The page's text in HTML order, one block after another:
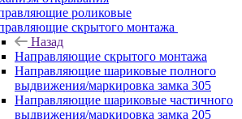
роликовые
скрытого монтажа
Назад
Направляющие скрытого монтажа
Направляющие шариковые полного
выдвижения/маркировка замка 305
Направляющие шариковые частичного
выдвижения/маркировка замка 205